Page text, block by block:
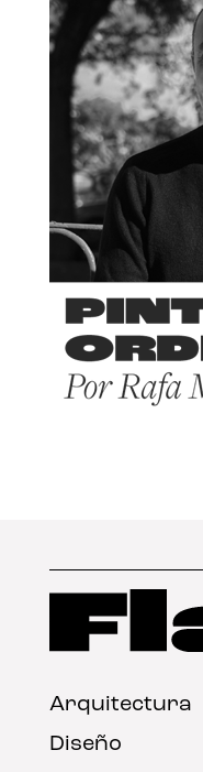
Arquitectura
Diseño